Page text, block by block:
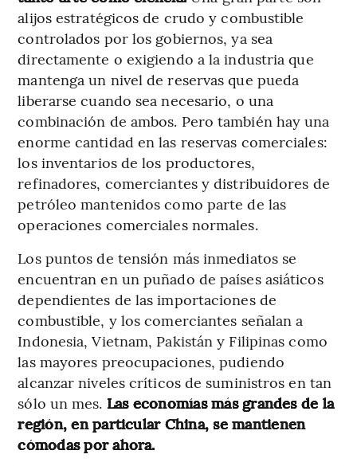
alijos estratégicos de crudo y combustible
controlados por los gobiernos, ya sea
directamente o exigiendo a la industria que
mantenga un nivel de reservas que pueda
liberarse cuando sea necesario, o una
combinación de ambos. Pero también hay una
enorme cantidad en las reservas comerciales:
los inventarios de los productores,
refinadores, comerciantes y distribuidores de
petróleo mantenidos como parte de las
operaciones comerciales normales.
Los puntos de tensión más inmediatos se
encuentran en un puñado de países asiáticos
dependientes de las importaciones de
combustible, y los comerciantes señalan a
Indonesia, Vietnam, Pakistán y Filipinas como
las mayores preocupaciones, pudiendo
alcanzar niveles críticos de suministros en tan
sólo un mes. Las economías más grandes de la
región, en particular China, se mantienen
cómodas por ahora.